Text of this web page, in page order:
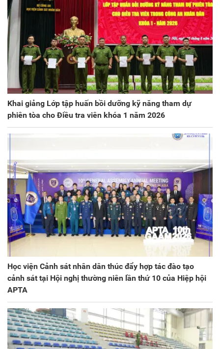
Khai giảng Lớp tập huấn bồi dưỡng kỹ năng tham dự
phiên tòa cho Điều tra viên khóa 1 năm 2026
Học viện Cảnh sát nhân dân thúc đẩy hợp tác đào tạo
cảnh sát tại Hội nghị thường niên lần thứ 10 của Hiệp hội
APTA